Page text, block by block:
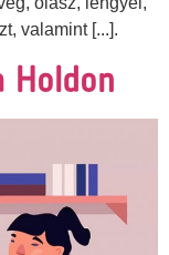
valamint [...].
Holdon